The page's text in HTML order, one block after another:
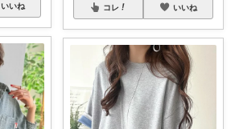
いいね コレ いいね